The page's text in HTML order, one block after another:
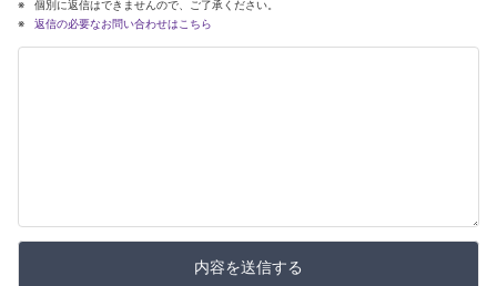
個別に返信はできませんので、ご了承ください。
返信の必要なお問い合わせはこちら
内容を送信する